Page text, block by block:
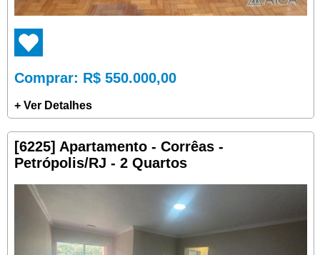
Comprar: R$ 550.000,00
+ Ver Detalhes
[6225] Apartamento - Corrêas -
Petrópolis/RJ - 2 Quartos